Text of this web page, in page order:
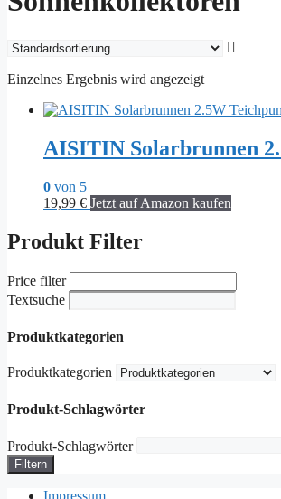
Einzelnes Ergebnis wird angezeigt
AISITIN Solarbrunnen
0 von 5
19,99 € Jetzt auf Amazon kaufen
Produkt Filter
Price filter
Textsuche
Produktkategorien
Produktkategorien
Produkt-Schlagwörter
Produkt-Schlagwörter
Filtern
Impressum